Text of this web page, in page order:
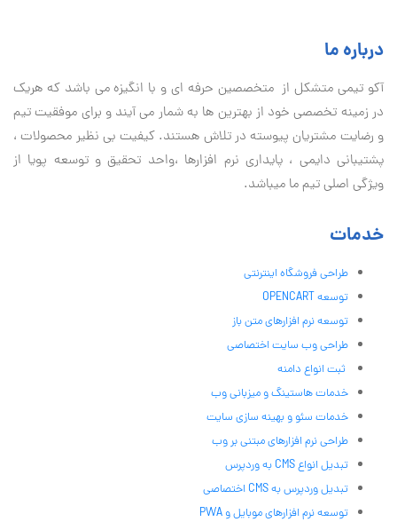
درباره ما
آكو تيمی متشکل از متخصصین حرفه ای و با انگیزه می باشد که هریک
در زمینه تخصصی خود از بهترین ها به شمار می آیند و برای موفقیت تيم
و رضایت مشتریان پیوسته در تلاش هستند. کیفیت بی نظير محصولات ،
پشتیبانی دايمی ، پایداری نرم افزارها ،واحد تحقیق و توسعه پویا از
ویژگی اصلی تیم ما میباشد.
خدمات
طراحی فروشگاه اینترنتی
توسعه OPENCART
توسعه نرم افزارهای متن باز
طراحی وب سایت اختصاصی
ثبت انواع دامنه
خدمات هاستینگ و میزبانی وب
خدمات سئو و بهینه سازی سایت
طراحی نرم افزارهای مبتنی بر وب
تبدیل انواع CMS به وردپرس
تبدیل وردپرس به CMS اختصاصی
توسعه نرم افزارهای موبایل و PWA